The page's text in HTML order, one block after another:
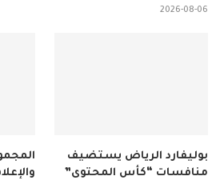
2026-08-06
بوليفارد الرياض يستضيف
منافسات “كأس المحتوى”